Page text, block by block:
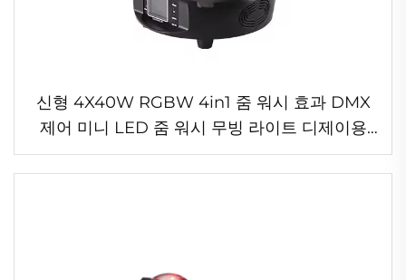
신형 4X40W RGBW 4in1 줌 워시 효과 DMX
제어 미니 LED 줌 워시 무빙 라이트 디제이용
LED 무빙 헤드 빔